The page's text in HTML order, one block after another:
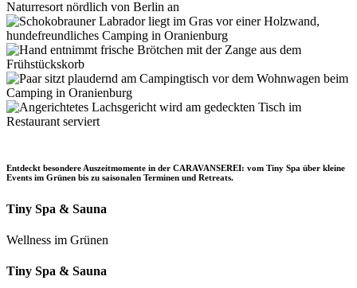
Entdeckt besondere Auszeitmomente in der CARAVANSEREI: vom Tiny Spa über kleine
Events im Grünen bis zu saisonalen Terminen und Retreats.
Tiny Spa & Sauna
Wellness im Grünen
Tiny Spa & Sauna